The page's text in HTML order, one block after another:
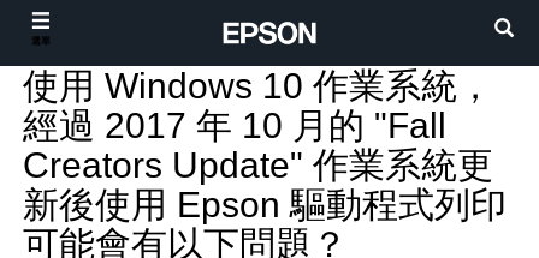
使用 Windows 10 作業系統，
經過 2017 年 10 月的 "Fall
Creators Update" 作業系統更
新後使用 Epson 驅動程式列印
可能會有以下問題？